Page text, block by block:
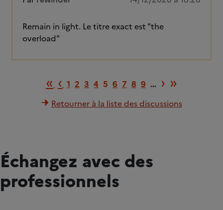
Remain in light. Le titre exact est "the
overload"
Première page
« Page précédente
‹ 1 2 3 4 5 6 7 8 9 … Page
› »
Retourner à la liste des discussions
Échangez avec des
professionnels